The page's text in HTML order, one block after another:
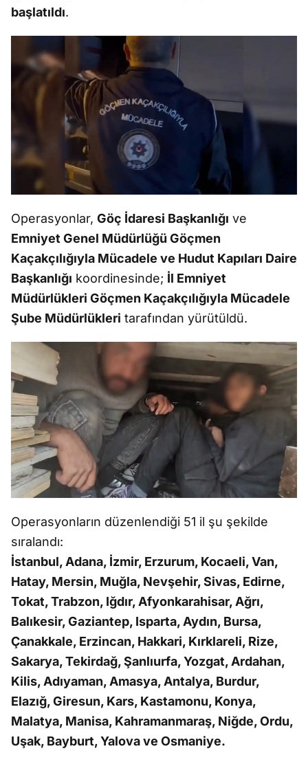
başlatıldı.
Operasyonlar, Göç İdaresi Başkanlığı ve
Emniyet Genel Müdürlüğü Göçmen
Kaçakçılığıyla Mücadele ve Hudut Kapıları Daire
Başkanlığı koordinesinde; İl Emniyet
Müdürlükleri Göçmen Kaçakçılığıyla Mücadele
Şube Müdürlükleri tarafından yürütüldü.
Operasyonların düzenlendiği 51 il şu şekilde
sıralandı:
İstanbul, Adana, İzmir, Erzurum, Kocaeli, Van,
Hatay, Mersin, Muğla, Nevşehir, Sivas, Edirne,
Tokat, Trabzon, Iğdır, Afyonkarahisar, Ağrı,
Balıkesir, Gaziantep, Isparta, Aydın, Bursa,
Çanakkale, Erzincan, Hakkari, Kırklareli, Rize,
Sakarya, Tekirdağ, Şanlıurfa, Yozgat, Ardahan,
Kilis, Adıyaman, Amasya, Antalya, Burdur,
Elazığ, Giresun, Kars, Kastamonu, Konya,
Malatya, Manisa, Kahramanmaraş, Niğde, Ordu,
Uşak, Bayburt, Yalova ve Osmaniye.